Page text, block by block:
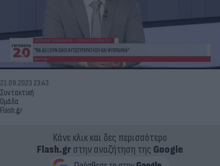
Συντακτική
Ομάδα
Flash.gr
21.09.2023 23:43
Κάνε κλικ και δες περισσότερο
Flash.grστην αναζήτηση της Google